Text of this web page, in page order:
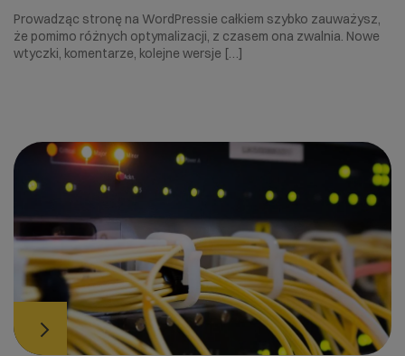
Prowadząc stronę na WordPressie całkiem szybko zauważysz,
że pomimo różnych optymalizacji, z czasem ona zwalnia. Nowe
wtyczki, komentarze, kolejne wersje […]